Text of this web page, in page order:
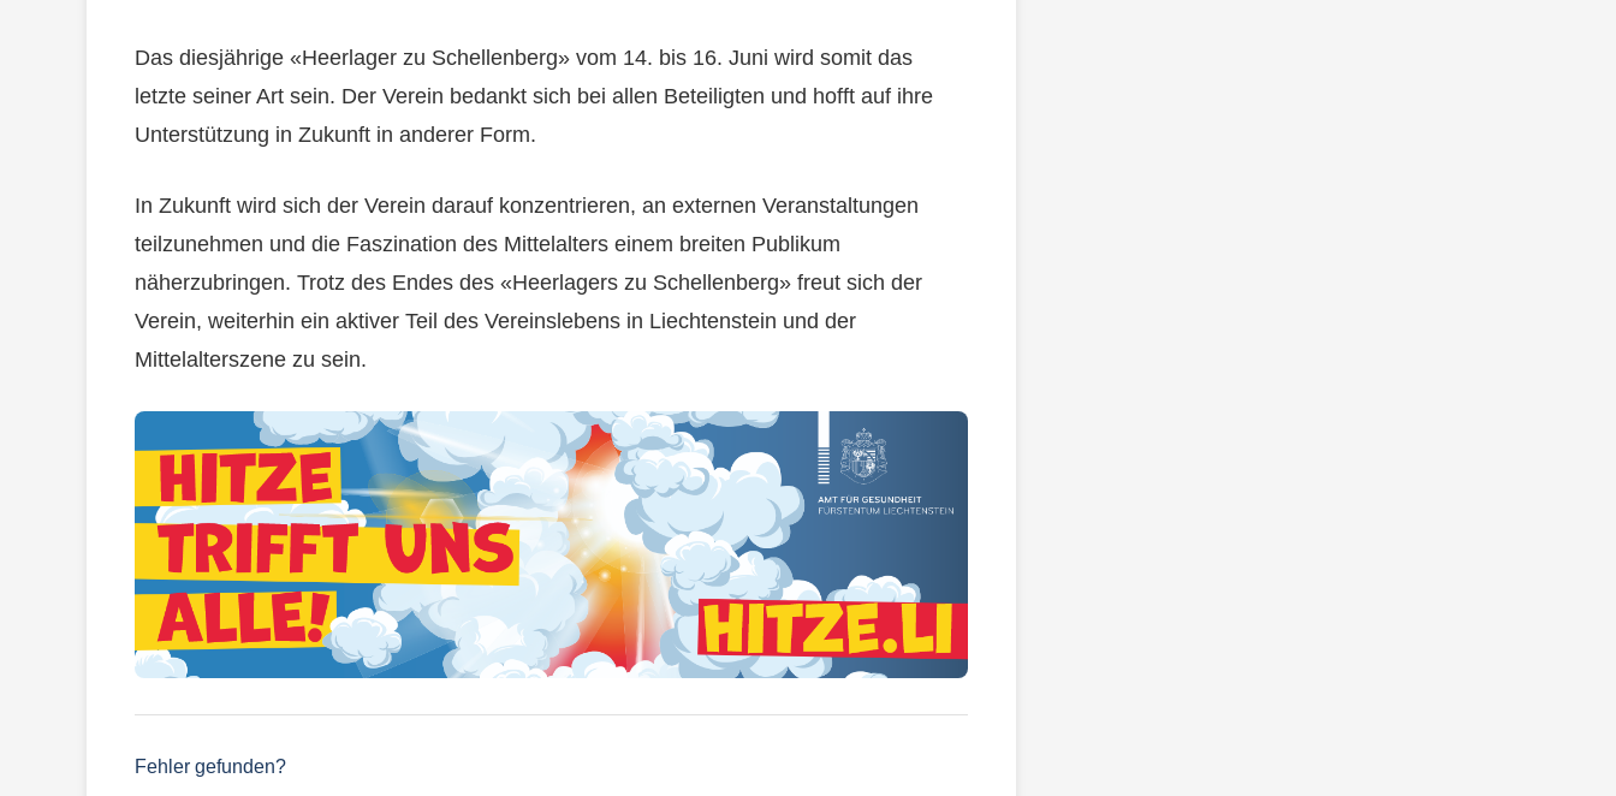
Das diesjährige «Heerlager zu Schellenberg» vom 14. bis 16. Juni wird somit das
letzte seiner Art sein. Der Verein bedankt sich bei allen Beteiligten und hofft auf ihre
Unterstützung in Zukunft in anderer Form.
In Zukunft wird sich der Verein darauf konzentrieren, an externen Veranstaltungen
teilzunehmen und die Faszination des Mittelalters einem breiten Publikum
näherzubringen. Trotz des Endes des «Heerlagers zu Schellenberg» freut sich der
Verein, weiterhin ein aktiver Teil des Vereinslebens in Liechtenstein und der
Mittelalterszene zu sein.
Fehler gefunden?